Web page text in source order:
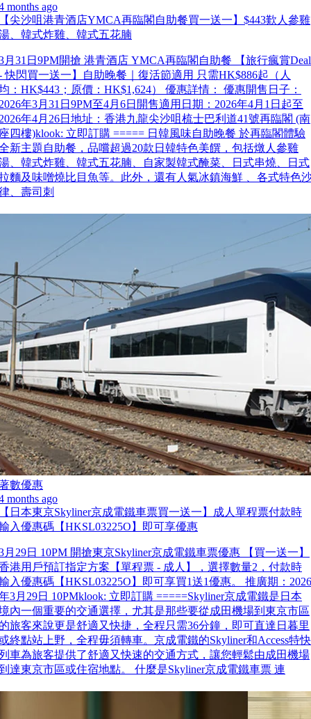
months ago
尖沙咀港青酒店YMCA再臨閣自助餐買一送一】$443歎人參雞
、韓式炸雞、韓式五花腩
月31日9PM開搶 港青酒店 YMCA再臨閣自助餐 【旅行瘋賞Deal
快閃買一送一】自助晚餐｜復活節適用 只需HK$886起（人
：HK$443；原價：HK$1,624） 優惠詳情： 優惠開售日子：
年3月31日9PM至4月6日開售適用日期：2026年4月1日起至
年4月26日地址：香港九龍尖沙咀梳士巴利道41號再臨閣 (南
四樓)klook: 立即訂購 ===== 日韓風味自助晚餐 於再臨閣體驗
新主題自助餐，品嚐超過20款日韓特色美饌，包括燉人參雞
、韓式炸雞、韓式五花腩、自家製韓式醃菜、日式串燒、日式
麵及味噌燒比目魚等。此外，還有人氣冰鎮海鮮 、各式特色
、壽司刺
數優惠
months ago
日本東京Skyliner京成電鐵車票買一送一】成人單程票付款時
入優惠碼【HKSL03225O】即可享優惠
月29日 10PM 開搶東京Skyliner京成電鐵車票優惠 【買一送一】
港用戶預訂指定方案【單程票 - 成人】，選擇數量2，付款時
入優惠碼【HKSL03225O】即可享買1送1優惠。 推廣期：2026
3月29日 10PMklook: 立即訂購 =====Skyliner京成電鐵是日本
內一個重要的交通選擇，尤其是那些要從成田機場到東京市區
旅客來說更是舒適又快捷，全程只需36分鐘，即可直達日暮里
終點站上野，全程毋須轉車。京成電鐵的Skyliner和Access特快
車為旅客提供了舒適又快速的交通方式，讓您輕鬆由成田機場
達東京市區或住宿地點。 什麼是Skyliner京成電鐵車票 連